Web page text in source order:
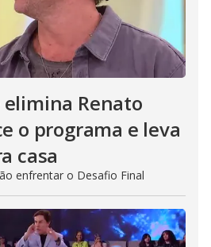
Renato
o programa e leva
casa
enfrentar o Desafio Final